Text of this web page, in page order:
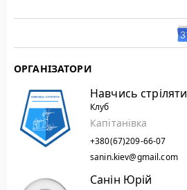
ОРГАНІЗАТОРИ
Навчись стріляти
Клуб
Капітанівка
+380(67)209-66-07
sanin.kiev@gmail.com
Санін Юрій